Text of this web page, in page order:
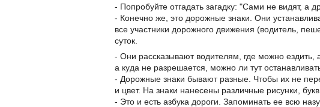
- Попробуйте отгадать загадку: "Сами не видят, а
- Конечно же, это дорожные знаки. Они
все участники дорожного движения (водитель,
суток.
- Они рассказывают водителям, где можно ездить,
а куда не разрешается, можно ли тут
- Дорожные знаки бывают разные. Чтобы их не
и цвет. На знаки нанесены различные рисунки,
- Это и есть азбука дороги. Запоминать ее всю